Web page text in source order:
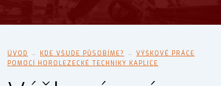
ÚVOD → KDE VŠUDE PŮSOBÍME? → VÝŠKOVÉ PRÁCE
POMOCÍ HOROLEZECKÉ TECHNIKY KAPLICE